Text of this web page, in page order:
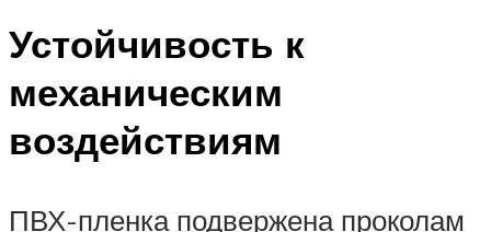
Устойчивость к
механическим
воздействиям
ПВХ-пленка подвержена проколам